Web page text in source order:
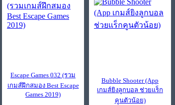
Escape Games 032 (รวม
เกมส์ฝึกสมอง Best Escape
Games 2019)
Bubble Shooter (App
เกมส์ยิงลูกบอล ช่วยแร็ก
คูนตัวน้อย)